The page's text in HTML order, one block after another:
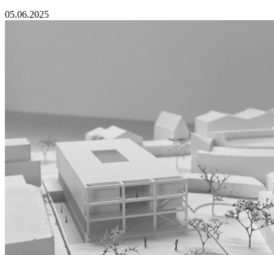
05.06.2025